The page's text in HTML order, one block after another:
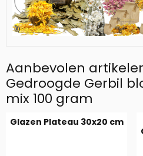
Aanbevolen
Gedroogde Gerbil
mix 100 gram
Glazen Plateau 30x20 cm